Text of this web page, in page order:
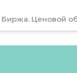
Биржа. Ценовой